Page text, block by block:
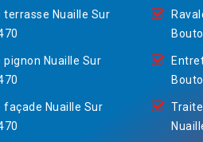
terrasse Nuaille Sur
pignon Nuaille Sur
façade Nuaille Sur